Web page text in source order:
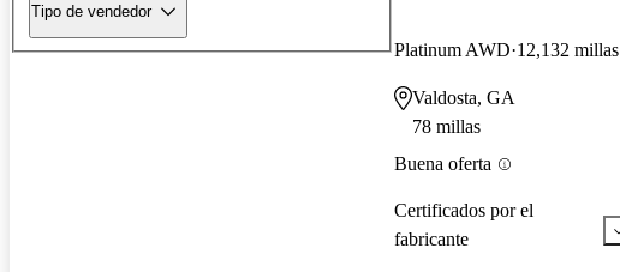
Tipo de vendedor
Platinum AWD 12,132 millas
Valdosta, GA
78 millas
Buena oferta
Certificados por el
fabricante